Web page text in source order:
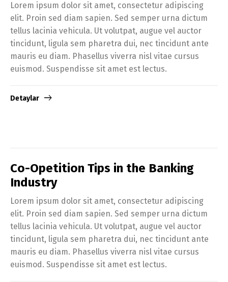
Lorem ipsum dolor sit amet, consectetur adipiscing
elit. Proin sed diam sapien. Sed semper urna dictum
tellus lacinia vehicula. Ut volutpat, augue vel auctor
tincidunt, ligula sem pharetra dui, nec tincidunt ante
mauris eu diam. Phasellus viverra nisl vitae cursus
euismod. Suspendisse sit amet est lectus.
Detaylar
Co-Opetition Tips in the Banking
Industry
Lorem ipsum dolor sit amet, consectetur adipiscing
elit. Proin sed diam sapien. Sed semper urna dictum
tellus lacinia vehicula. Ut volutpat, augue vel auctor
tincidunt, ligula sem pharetra dui, nec tincidunt ante
mauris eu diam. Phasellus viverra nisl vitae cursus
euismod. Suspendisse sit amet est lectus.